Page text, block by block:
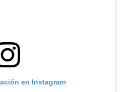
en Instagram